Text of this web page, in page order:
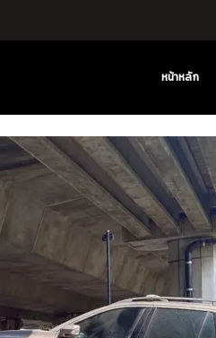
หน้าหลัก